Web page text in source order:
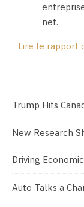
net.
Lire le rapport
Trump Hits
New Research
Driving
Auto Talks a